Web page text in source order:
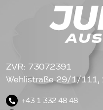
ZVR: 73072391
Wehlistraße 29/1/111,
+43 1 332 48 48